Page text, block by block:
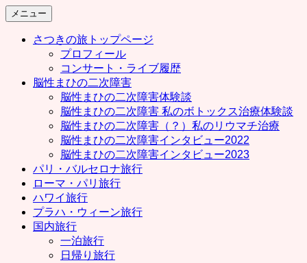
コ
ン
メニュー
さつきの旅トップページ
プロフィール
コンサート・ライブ履歴
脳性まひの二次障害
脳性まひの二次障害体験談
脳性まひの二次障害 私のボトックス治療体験談
脳性まひの二次障害（？）私のリウマチ治療
脳性まひの二次障害インタビュー2022
脳性まひの二次障害インタビュー2023
パリ・バルセロナ旅行
ローマ・パリ旅行
ハワイ旅行
プラハ・ウィーン旅行
国内旅行
一泊旅行
日帰り旅行